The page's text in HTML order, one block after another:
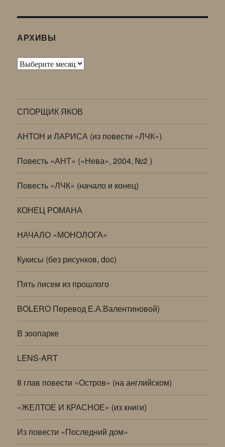
АРХИВЫ
Архивы
СПОРЩИК ЯКОВ
АНТОН и ЛАРИСА (из повести «ЛЧК»)
Повесть «АНТ» («Нева», 2004, №2 )
Повесть «ЛЧК» (начало и конец)
КОНЕЦ РОМАНА
НАЧАЛО «МОНОЛОГА»
Кукисы (без рисунков, doc)
Пять писем из прошлого
BOLERO Перевод Е.А.Валентиновой)
В зоопарке
LENS-ART
8 глав повести «Остров» (на английском)
«ЖЕЛТОЕ И КРАСНОЕ» (из книги)
Из повести «Последний дом»